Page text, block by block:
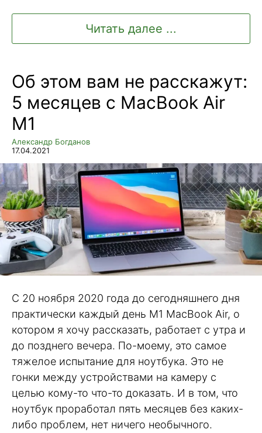
Читать далее ...
Об этом вам не расскажут:
5 месяцев с MacBook Air
M1
Александр Богданов
17.04.2021
С 20 ноября 2020 года до сегодняшнего дня
практически каждый день M1 MacBook Air, о
котором я хочу рассказать, работает с утра и
до позднего вечера. По-моему, это самое
тяжелое испытание для ноутбука. Это не
гонки между устройствами на камеру с
целью кому-то что-то доказать. И в том, что
ноутбук проработал пять месяцев без каких-
либо проблем, нет ничего необычного.